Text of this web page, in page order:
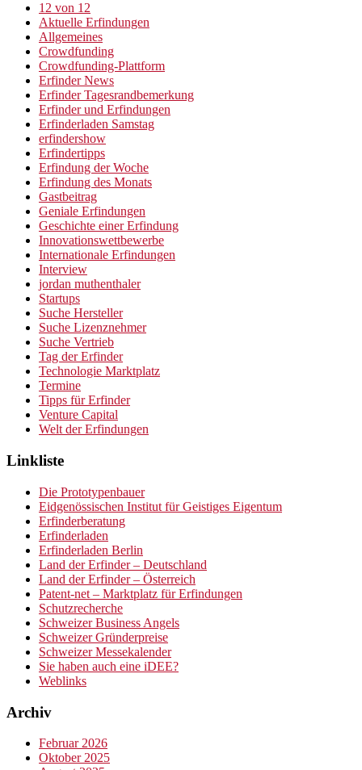
12 von 12
Aktuelle Erfindungen
Allgemeines
Crowdfunding
Crowdfunding-Plattform
Erfinder News
Erfinder Tagesrandbemerkung
Erfinder und Erfindungen
Erfinderladen Samstag
erfindershow
Erfindertipps
Erfindung der Woche
Erfindung des Monats
Gastbeitrag
Geniale Erfindungen
Geschichte einer Erfindung
Innovationswettbewerbe
Internationale Erfindungen
Interview
jordan muthenthaler
Startups
Suche Hersteller
Suche Lizenznehmer
Suche Vertrieb
Tag der Erfinder
Technologie Marktplatz
Termine
Tipps für Erfinder
Venture Capital
Welt der Erfindungen
Linkliste
Die Prototypenbauer
Eidgenössischen Institut für Geistiges Eigentum
Erfinderberatung
Erfinderladen
Erfinderladen Berlin
Land der Erfinder – Deutschland
Land der Erfinder – Österreich
Patent-net – Marktplatz für Erfindungen
Schutzrecherche
Schweizer Business Angels
Schweizer Gründerpreise
Schweizer Messekalender
Sie haben auch eine iDEE?
Weblinks
Archiv
Februar 2026
Oktober 2025